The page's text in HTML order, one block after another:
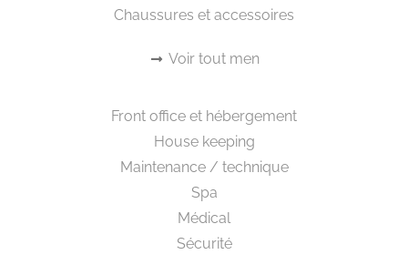
Chaussures et accessoires
Voir tout men
Front office et hébergement
House keeping
Maintenance / technique
Spa
Médical
Sécurité